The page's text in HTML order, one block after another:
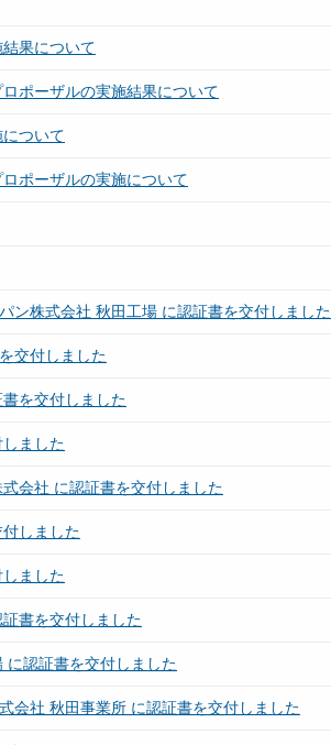
果について
ポーザルの実施結果について
ついて
ポーザルの実施について
ン株式会社 秋田工場 に認証書を交付しました
交付しました
を交付しました
ました
会社 に認証書を交付しました
しました
ました
書を交付しました
に認証書を交付しました
会社 秋田事業所 に認証書を交付しました